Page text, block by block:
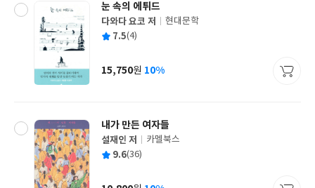
눈 속의 에튀드
글
쓴
다와다 요코 저
출
사
현대문학
평 7.5(4)
가
15,750원 10%
내가 만든 여자들
글
쓴
설재인 저
출
사
카멜북스
평 9.6(36)